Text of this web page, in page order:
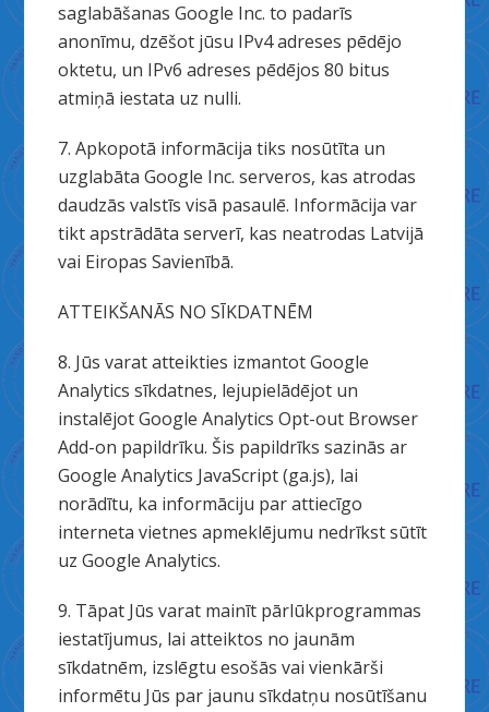
saglabāšanas Google Inc. to padarīs
anonīmu, dzēšot jūsu IPv4 adreses pēdējo
oktetu, un IPv6 adreses pēdējos 80 bitus
atmiņā iestata uz nulli.
7. Apkopotā informācija tiks nosūtīta un
uzglabāta Google Inc. serveros, kas atrodas
daudzās valstīs visā pasaulē. Informācija var
tikt apstrādāta serverī, kas neatrodas Latvijā
vai Eiropas Savienībā.
ATTEIKŠANĀS NO SĪKDATNĒM
8. Jūs varat atteikties izmantot Google
Analytics sīkdatnes, lejupielādējot un
instalējot Google Analytics Opt-out Browser
Add-on papildrīku. Šis papildrīks sazinās ar
Google Analytics JavaScript (ga.js), lai
norādītu, ka informāciju par attiecīgo
interneta vietnes apmeklējumu nedrīkst sūtīt
uz Google Analytics.
9. Tāpat Jūs varat mainīt pārlūkprogrammas
iestatījumus, lai atteiktos no jaunām
sīkdatnēm, izslēgtu esošās vai vienkārši
informētu Jūs par jaunu sīkdatņu nosūtīšanu